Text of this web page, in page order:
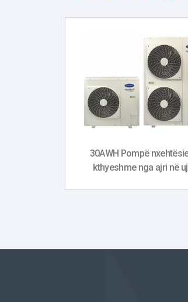
30AWH Pompë
kthyeshme nga ajri në